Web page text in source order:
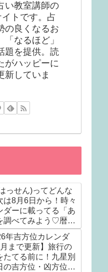
い教室講師の
トです。占
の良くなるお
なるほど」
題を提供。読
がハッピーに
新していま
っせん)ってどんな
は8月6日から！時々
ダーに載ってる「あ
調べてみよう♡暦注
ゅう)の選日編①
年吉方位カレンダ
まで更新】旅行の
たてる前に！九星別
の吉方位・凶方位」